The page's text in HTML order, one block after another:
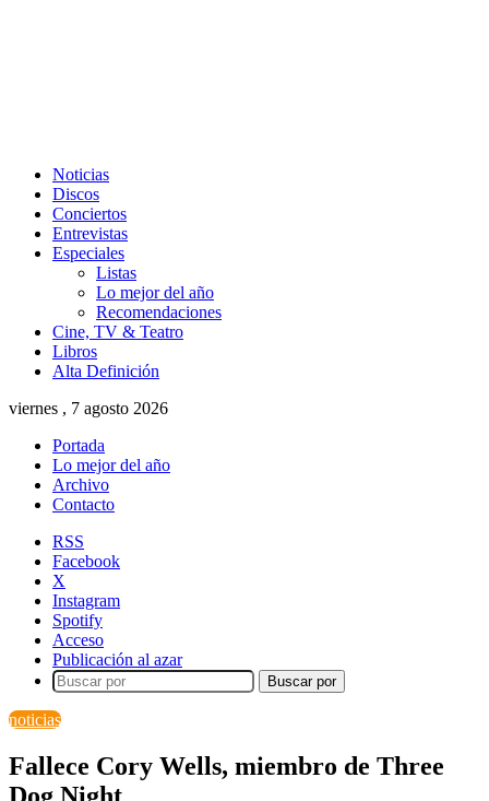
Noticias
Discos
Conciertos
Entrevistas
Especiales
Listas
Lo mejor del año
Recomendaciones
Cine, TV & Teatro
Libros
Alta Definición
viernes , 7 agosto 2026
Portada
Lo mejor del año
Archivo
Contacto
RSS
Facebook
X
Instagram
Spotify
Acceso
Publicación al azar
Buscar por
noticias
Fallece Cory Wells, miembro de Three